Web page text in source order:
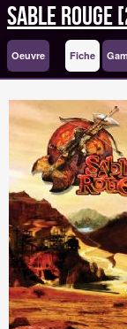
Sable Rouge
Oeuvre Fiche